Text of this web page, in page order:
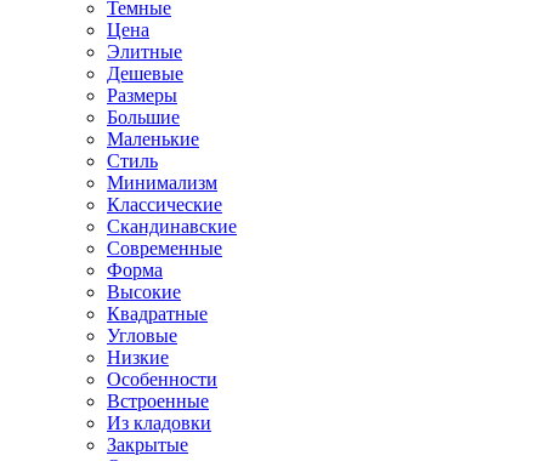
Темные
Цена
Элитные
Дешевые
Размеры
Большие
Маленькие
Стиль
Минимализм
Классические
Скандинавские
Современные
Форма
Высокие
Квадратные
Угловые
Низкие
Особенности
Встроенные
Из кладовки
Закрытые